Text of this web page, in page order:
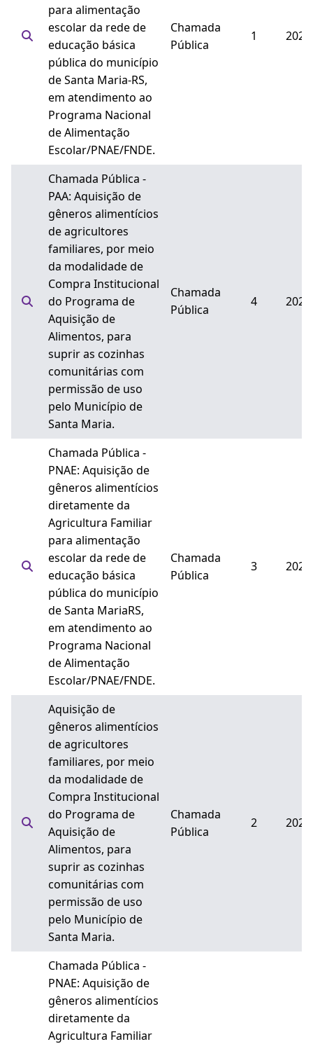
para alimentação
escolar da rede de
educação básica
pública do município
de Santa Maria-RS,
em atendimento ao
Programa Nacional
de Alimentação
Escolar/PNAE/FNDE.
Chamada
Pública
1 2026
Chamada Pública -
PAA: Aquisição de
gêneros alimentícios
de agricultores
familiares, por meio
da modalidade de
Compra Institucional
do Programa de
Aquisição de
Alimentos, para
suprir as cozinhas
comunitárias com
permissão de uso
pelo Município de
Santa Maria.
Chamada
Pública
4 2025
Chamada Pública -
PNAE: Aquisição de
gêneros alimentícios
diretamente da
Agricultura Familiar
para alimentação
escolar da rede de
educação básica
pública do município
de Santa MariaRS,
em atendimento ao
Programa Nacional
de Alimentação
Escolar/PNAE/FNDE.
Chamada
Pública
3 2025
Aquisição de
gêneros alimentícios
de agricultores
familiares, por meio
da modalidade de
Compra Institucional
do Programa de
Aquisição de
Alimentos, para
suprir as cozinhas
comunitárias com
permissão de uso
pelo Município de
Santa Maria.
Chamada
Pública
2 2025
Chamada Pública -
PNAE: Aquisição de
gêneros alimentícios
diretamente da
Agricultura Familiar